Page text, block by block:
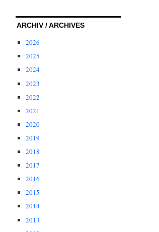
ARCHIV / ARCHIVES
2026
2025
2024
2023
2022
2021
2020
2019
2018
2017
2016
2015
2014
2013